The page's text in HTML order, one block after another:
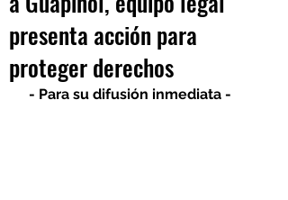
presenta acción para
proteger derechos
- Para su difusión inmediata -